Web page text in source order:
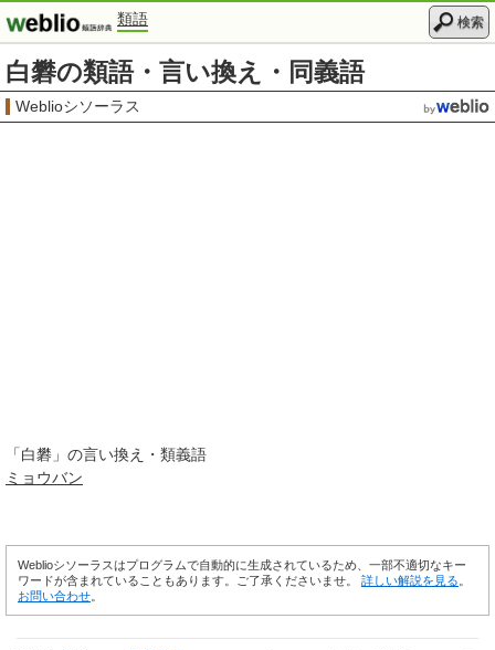
類語 検索
白礬の類語・言い換え・同義語
Weblioシソーラス
「白礬 」の言い換え・類義語
ミョウバン
Weblioシソーラスはプログラムで自動的に生成されているため、一部不適切なキー
ワードが含まれていることもあります。ご了承くださいませ。 詳しい解説を見る
お問い合わせ